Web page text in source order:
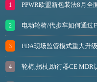
PPWR欧盟新包装法8月全
电动轮椅/代步车如何通过
FDA现场监管模式重大升
轮椅,拐杖,助行器CE MDR